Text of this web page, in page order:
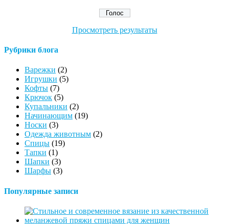
Просмотреть результаты
Рубрики блога
Варежки (2)
Игрушки (5)
Кофты (7)
Крючок (5)
Купальники (2)
Начинающим (19)
Носки (3)
Одежда животным (2)
Спицы (19)
Тапки (1)
Шапки (3)
Шарфы (3)
Популярные записи